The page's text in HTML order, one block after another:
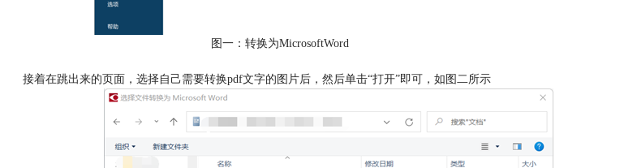
图一：转换为MicrosoftWord
接着在跳出来的页面，选择自己需要转换pdf文字的图片后，然后单击“打开”即可，如图二所示